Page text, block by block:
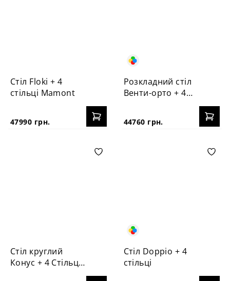
Стіл Floki + 4
стільці Mamont
47990 грн.
Розкладний стіл
Венти-орто + 4
44760 грн.
Стіл круглий
Конус + 4 Стільця
Стіл Doppio + 4
стільці